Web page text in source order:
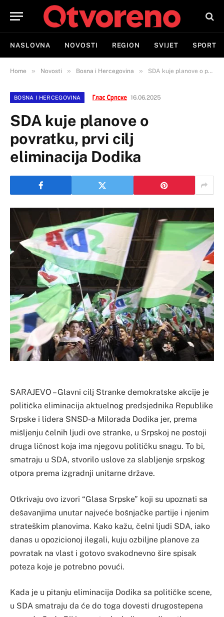
NASLOVNA NOVOSTI REGION SVIJET SPORT
Home » Novosti » Bosna i Hercegovina » SDA kuje planove o povratku, prvi cilj eliminacija Dodika
BOSNA I HERCEGOVINA 16.06.2025
SDA kuje planove o
povratku, prvi cilj
eliminacija Dodika
SARAJEVO – Glavni cilj Stranke demokratske akcije je
politička eliminacija aktuelnog predsjednika Republike
Srpske i lidera SNSD-a Milorada Dodika jer, prema
mišljenju čelnih ljudi ove stranke, u Srpskoj ne postoji
druga ličnost koja ima njegovu političku snagu. To bi,
smatraju u SDA, stvorilo uslove za slabljenje srpskog
otpora prema izgradnji unitarne države.
Otkrivaju ovo izvori “Glasa Srpske” koji su upoznati sa
dešavanjima unutar najveće bošnjačke partije i njenim
strateškim planovima. Kako kažu, čelni ljudi SDA, iako
danas u opozicionoj ilegali, kuju ozbiljne planove za
povratak na vlast i gotovo svakodnevno šire spisak
poteza koje je potrebno povući.
Kada je u pitanju eliminacija Dodika sa političke scene,
u SDA smatraju da će do toga dovesti drugostepena